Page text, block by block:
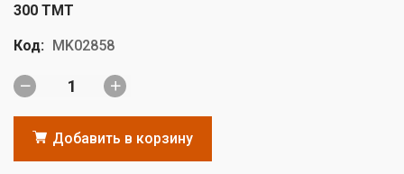
300 TMT
Код: MK02858
Добавить в корзину